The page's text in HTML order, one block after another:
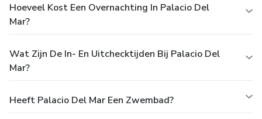
Hoeveel Kost Een Overnachting In Palacio Del
Mar?
Wat Zijn De In- En Uitchecktijden Bij Palacio Del
Mar?
Heeft Palacio Del Mar Een Zwembad?